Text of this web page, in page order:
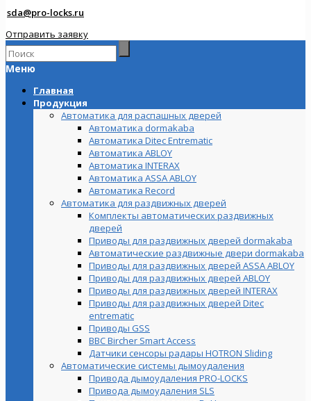
sda@pro-locks.ru
Отправить заявку
Меню
Главная
Продукция
Автоматика для распашных дверей
Автоматика dormakaba
Автоматика Ditec Entrematic
Автоматика ABLOY
Автоматика INTERAX
Автоматика ASSA ABLOY
Автоматика Record
Автоматика для раздвижных дверей
Комплекты автоматических раздвижных
дверей
Приводы для раздвижных дверей dormakaba
Автоматические раздвижные двери dormakaba
Приводы для раздвижных дверей ASSA ABLOY
Приводы для раздвижных дверей ABLOY
Приводы для раздвижных дверей INTERAX
Приводы для раздвижных дверей Ditec
entrematic
Приводы GSS
BBC Bircher Smart Access
Датчики сенсоры радары HOTRON Sliding
Автоматические системы дымоудаления
Привода дымоудаления PRO-LOCKS
Привода дымоудаления SLS